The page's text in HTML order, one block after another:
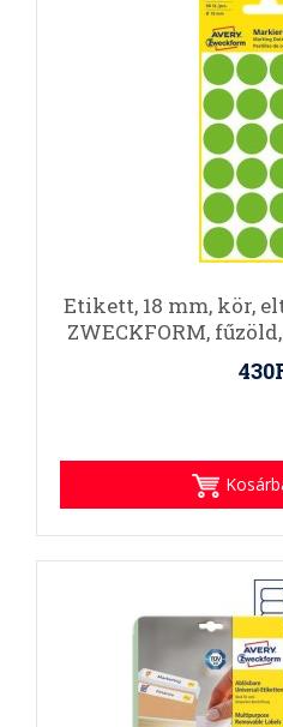
Etikett, 18 mm, kör,
ZWECKFORM,